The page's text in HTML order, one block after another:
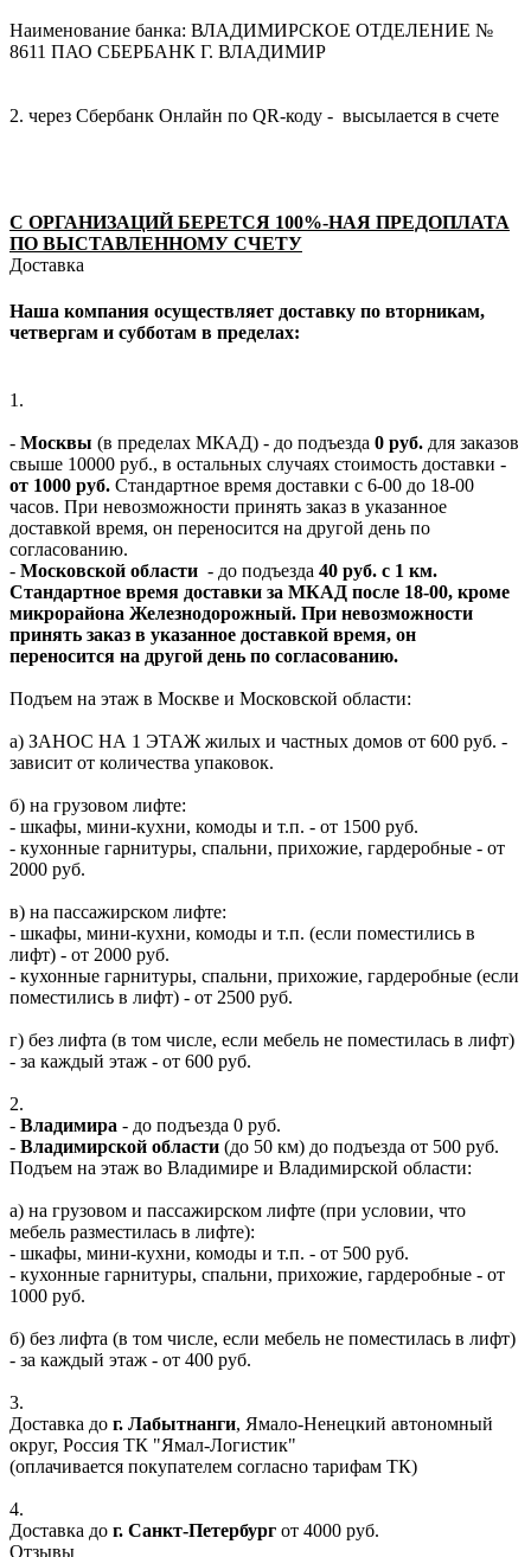
Наименование банка: ВЛАДИМИРСКОЕ ОТДЕЛЕНИЕ №
8611 ПАО СБЕРБАНК Г. ВЛАДИМИР
2. через Сбербанк Онлайн по QR-коду - высылается в счете
С ОРГАНИЗАЦИЙ БЕРЕТСЯ 100%-НАЯ ПРЕДОПЛАТА
ПО ВЫСТАВЛЕННОМУ СЧЕТУ
Доставка
Наша компания осуществляет доставку по вторникам,
четвергам и субботам в пределах:
1.
- Москвы (в пределах МКАД) - до подъезда 0 руб. для заказов
свыше 10000 руб., в остальных случаях стоимость доставки -
от 1000 руб. Стандартное время доставки с 6-00 до 18-00
часов. При невозможности принять заказ в указанное
доставкой время, он переносится на другой день по
согласованию.
- Московской области - до подъезда 40 руб. с 1 км.
Стандартное время доставки за МКАД после 18-00, кроме
микрорайона Железнодорожный. При невозможности
принять заказ в указанное доставкой время, он
переносится на другой день по согласованию.
Подъем на этаж в Москве и Московской области:
а) ЗАНОС НА 1 ЭТАЖ жилых и частных домов от 600 руб. -
зависит от количества упаковок.
б) на грузовом лифте:
- шкафы, мини-кухни, комоды и т.п. - от 1500 руб.
- кухонные гарнитуры, спальни, прихожие, гардеробные - от
2000 руб.
в) на пассажирском лифте:
- шкафы, мини-кухни, комоды и т.п. (если поместились в
лифт) - от 2000 руб.
- кухонные гарнитуры, спальни, прихожие, гардеробные (если
поместились в лифт) - от 2500 руб.
г) без лифта (в том числе, если мебель не поместилась в лифт)
- за каждый этаж - от 600 руб.
2.
- Владимира - до подъезда 0 руб.
- Владимирской области (до 50 км) до подъезда от 500 руб.
Подъем на этаж во Владимире и Владимирской области:
а) на грузовом и пассажирском лифте (при условии, что
мебель разместилась в лифте):
- шкафы, мини-кухни, комоды и т.п. - от 500 руб.
- кухонные гарнитуры, спальни, прихожие, гардеробные - от
1000 руб.
б) без лифта (в том числе, если мебель не поместилась в лифт)
- за каждый этаж - от 400 руб.
3.
Доставка до г. Лабытнанги, Ямало-Ненецкий автономный
округ, Россия ТК "Ямал-Логистик"
(оплачивается покупателем согласно тарифам ТК)
4.
Доставка до г. Санкт-Петербург от 4000 руб.
Отзывы